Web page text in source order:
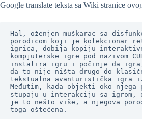
Google translate teksta sa Wiki stranice
Hal, oženjen muškarac sa
porodicom koji je kolekcionar
igrica, dobija kopiju
kompjuterske igre pod nazivom
instalira igru i počinje da
da to nije ništa drugo do
tekstualna avanturistička igra
Međutim, kada objekti oko njega
stupaju u interakciju sa igrom,
je to nešto više, a njegova
toga oštećena.